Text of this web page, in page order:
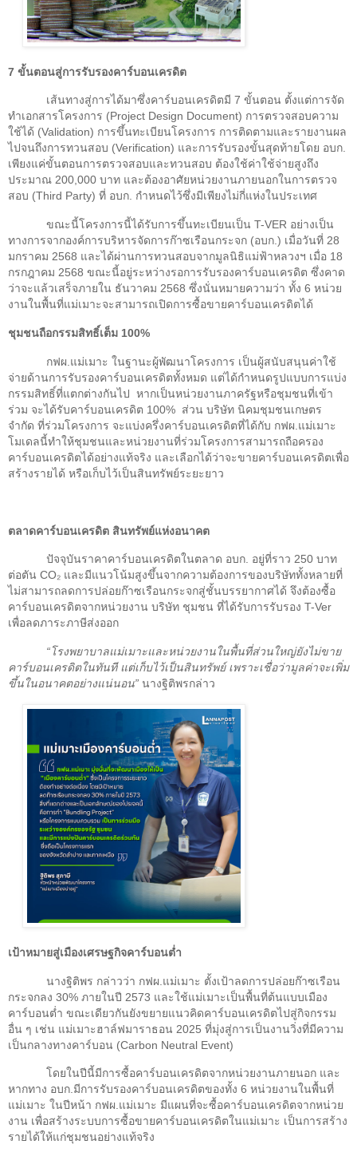
7 ขั้นตอนสู่การรับรองคาร์บอนเครดิต
เส้นทางสู่การได้มาซึ่งคาร์บอนเครดิตมี 7 ขั้นตอน ตั้งแต่การจัด
ทำเอกสารโครงการ (Project Design Document) การตรวจสอบความ
ใช้ได้ (Validation) การขึ้นทะเบียนโครงการ การติดตามและรายงานผล
ไปจนถึงการทวนสอบ (Verification) และการรับรองขั้นสุดท้ายโดย อบก.
เพียงแค่ขั้นตอนการตรวจสอบและทวนสอบ ต้องใช้ค่าใช้จ่ายสูงถึง
ประมาณ 200,000 บาท และต้องอาศัยหน่วยงานภายนอกในการตรวจ
สอบ (Third Party) ที่ อบก. กำหนดไว้ซึ่งมีเพียงไม่กี่แห่งในประเทศ
ขณะนี้โครงการนี้ได้รับการขึ้นทะเบียนเป็น T-VER อย่างเป็น
ทางการจากองค์การบริหารจัดการก๊าซเรือนกระจก (อบก.) เมื่อวันที่ 28
มกราคม 2568 และได้ผ่านการทวนสอบจากมูลนิธิแม่ฟ้าหลวงฯ เมื่อ 18
กรกฎาคม 2568 ขณะนี้อยู่ระหว่างรอการรับรองคาร์บอนเครดิต ซึ่งคาด
ว่าจะแล้วเสร็จภายใน ธันวาคม 2568 ซึ่งนั่นหมายความว่า ทั้ง 6 หน่วย
งานในพื้นที่แม่เมาะจะสามารถเปิดการซื้อขายคาร์บอนเครดิตได้
ชุมชนถือกรรมสิทธิ์เต็ม 100%
กฟผ.แม่เมาะ ในฐานะผู้พัฒนาโครงการ เป็นผู้สนับสนุนค่าใช้
จ่ายด้านการรับรองคาร์บอนเครดิตทั้งหมด แต่ได้กำหนดรูปแบบการแบ่ง
กรรมสิทธิ์ที่แตกต่างกันไป หากเป็นหน่วยงานภาครัฐหรือชุมชนที่เข้า
ร่วม จะได้รับคาร์บอนเครดิต 100% ส่วน บริษัท นิคมชุมชนเกษตร
จำกัด ที่ร่วมโครงการ จะแบ่งครึ่งคาร์บอนเครดิตที่ได้กับ กฟผ.แม่เมาะ
โมเดลนี้ทำให้ชุมชนและหน่วยงานที่ร่วมโครงการสามารถถือครอง
คาร์บอนเครดิตได้อย่างแท้จริง และเลือกได้ว่าจะขายคาร์บอนเครดิตเพื่อ
สร้างรายได้ หรือเก็บไว้เป็นสินทรัพย์ระยะยาว
ตลาดคาร์บอนเครดิต สินทรัพย์แห่งอนาคต
ปัจจุบันราคาคาร์บอนเครดิตในตลาด อบก. อยู่ที่ราว 250 บาท
ต่อตัน CO₂ และมีแนวโน้มสูงขึ้นจากความต้องการของบริษัททั้งหลายที่
ไม่สามารถลดการปล่อยก๊าซเรือนกระจกสู่ชั้นบรรยากาศได้ จึงต้องซื้อ
คาร์บอนเครดิตจากหน่วยงาน บริษัท ชุมชน ที่ได้รับการรับรอง T-Ver
เพื่อลดภาระภาษีส่งออก
“โรงพยาบาลแม่เมาะและหน่วยงานในพื้นที่ส่วนใหญ่ยังไม่ขาย
คาร์บอนเครดิตในทันที แต่เก็บไว้เป็นสินทรัพย์ เพราะเชื่อว่ามูลค่าจะเพิ่ม
ขึ้นในอนาคตอย่างแน่นอน” นางฐิติพรกล่าว
เป้าหมายสู่เมืองเศรษฐกิจคาร์บอนต่ำ
นางฐิติพร กล่าวว่า กฟผ.แม่เมาะ ตั้งเป้าลดการปล่อยก๊าซเรือน
กระจกลง 30% ภายในปี 2573 และใช้แม่เมาะเป็นพื้นที่ต้นแบบเมือง
คาร์บอนต่ำ ขณะเดียวกันยังขยายแนวคิดคาร์บอนเครดิตไปสู่กิจกรรม
อื่น ๆ เช่น แม่เมาะฮาล์ฟมาราธอน 2025 ที่มุ่งสู่การเป็นงานวิ่งที่มีความ
เป็นกลางทางคาร์บอน (Carbon Neutral Event)
โดยในปีนี้มีการซื้อคาร์บอนเครดิตจากหน่วยงานภายนอก และ
หากทาง อบก.มีการรับรองคาร์บอนเครดิตของทั้ง 6 หน่วยงานในพื้นที่
แม่เมาะ ในปีหน้า กฟผ.แม่เมาะ มีแผนที่จะซื้อคาร์บอนเครดิตจากหน่วย
งาน เพื่อสร้างระบบการซื้อขายคาร์บอนเครดิตในแม่เมาะ เป็นการสร้าง
รายได้ให้แก่ชุมชนอย่างแท้จริง